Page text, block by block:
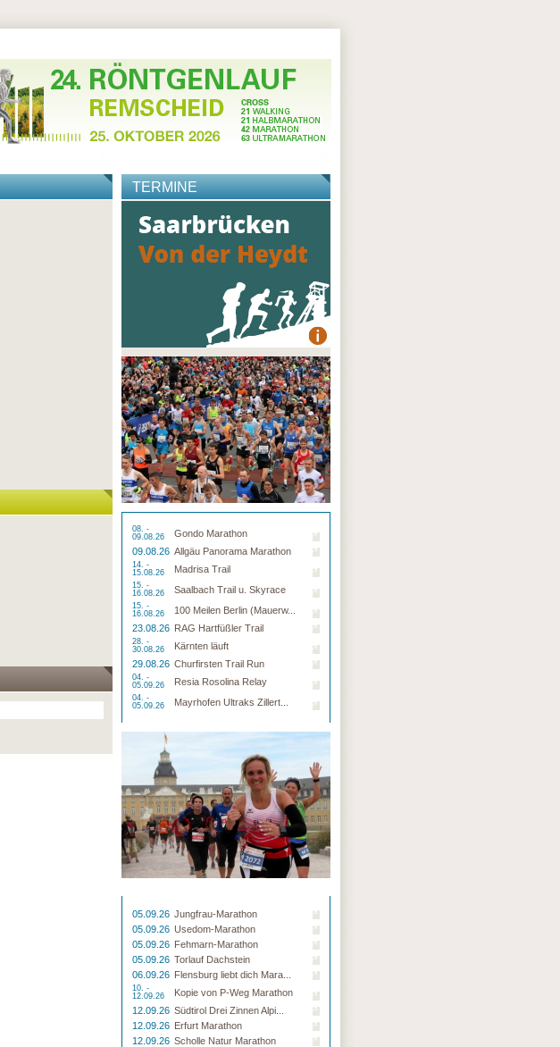
TERMINE
08. -
09.08.26
Gondo Marathon
09.08.26 Allgäu Panorama Marathon
14. -
15.08.26
Madrisa Trail
15. -
16.08.26
Saalbach Trail u. Skyrace
15. -
16.08.26
100 Meilen Berlin (Mauerw...
23.08.26 RAG Hartfüßler Trail
28. -
30.08.26
Kärnten läuft
29.08.26 Churfirsten Trail Run
04. -
05.09.26
Resia Rosolina Relay
04. -
05.09.26
Mayrhofen Ultraks Zillert...
05.09.26 Jungfrau-Marathon
05.09.26 Usedom-Marathon
05.09.26 Fehmarn-Marathon
05.09.26 Torlauf Dachstein
06.09.26 Flensburg liebt dich Mara...
10. -
12.09.26
Kopie von P-Weg Marathon
12.09.26 Südtirol Drei Zinnen Alpi...
12.09.26 Erfurt Marathon
12.09.26 Scholle Natur Marathon